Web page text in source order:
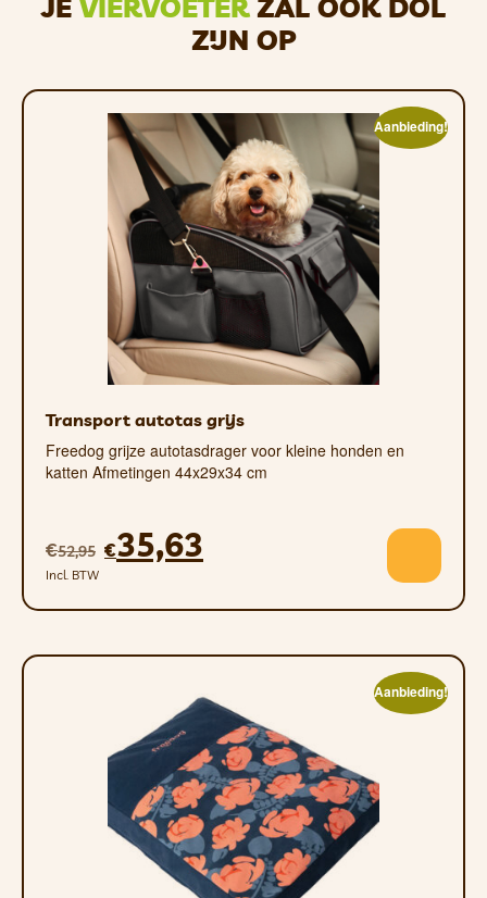
Zeer resistent
JE VIERVOETERZAL OOK DOL
ZIJN OP
Aanbieding!
Transport autotas grijs
Freedog grijze autotasdrager voor kleine honden en
katten Afmetingen 44x29x34 cm
€52,95 €35,63
Incl. BTW
Aanbieding!